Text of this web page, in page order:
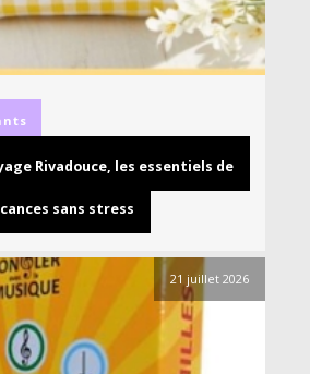
Rivadouce, les essentiels de
sans stress
21 juillet 2026